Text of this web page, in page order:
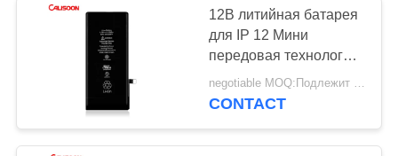
12В литийная батарея
для IP 12 Мини
передовая технология
для оптимальной
производительности
negotiable MOQ:Подлежит обсуждению
CONTACT